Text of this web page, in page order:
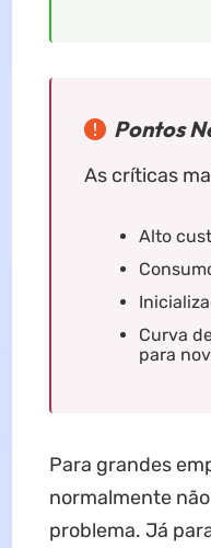
Pontos
As críticas
Alto
Curva
para
Para grandes
normalmente
problema. Já